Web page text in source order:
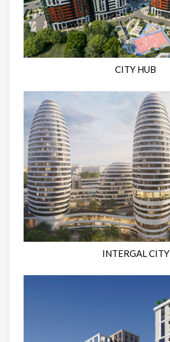
CITY HUB
INTERGAL CITY